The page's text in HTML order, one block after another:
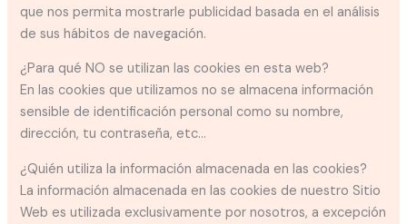
que nos permita mostrarle publicidad basada en el análisis
de sus hábitos de navegación.
¿Para qué NO se utilizan las cookies en esta web?
En las cookies que utilizamos no se almacena información
sensible de identificación personal como su nombre,
dirección, tu contraseña, etc...
¿Quién utiliza la información almacenada en las cookies?
La información almacenada en las cookies de nuestro Sitio
Web es utilizada exclusivamente por nosotros, a excepción